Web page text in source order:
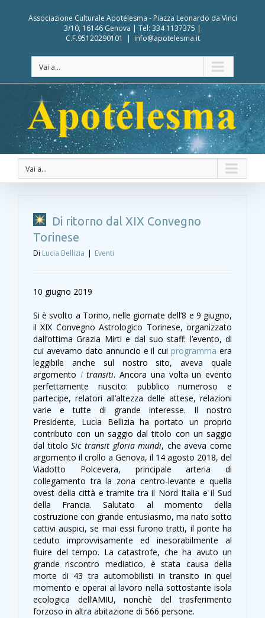
Associazione Culturale Apotélesma - Piazza Leonardo da Vinci
3/10, 16146 Genova | Tel: 334 1137375 |
C.F.95120290101
| info@apotelesma.it
Vai a...
Vai a...
Di ritorno dal XIX Convegno
Torinese
Di Lucia Bellizia | Eventi
10 giugno 2019
Si è svolto a Torino, nelle giornate dell’8 e 9 giugno,
il XIX Convegno Astrologico Torinese, organizzato
dall’ottima Grazia Mirti e dal suo staff: l’evento, di
cui avevamo dato annuncio e il cuiprogramma era
leggibile anche sul nostro sito, aveva quale
argomento Itransiti. Ancora una volta un evento
perfettamente riuscito: pubblico numeroso e
partecipe, relatori all’altezza delle attese, relazioni
varie e tutte di grande interesse. Il nostro
Presidente, Lucia Bellizia ha portato un proprio
contributo con un saggio dal titolo con un saggio
dal titoloSic transit gloria mundi, che aveva come
argomento il crollo a Genova, il 14 agosto 2018, del
Viadotto Polcevera, principale arteria di
collegamento tra la zona centro-levante e quella
ovest della città e tramite tra il Nord Italia e il Sud
della Francia. Salutato al momento della
costruzione con grande entusiasmo, ma nato sotto
cattivi auspici, se mai essi furono tratti, il ponte ha
ceduto improvvisamente ed inesorabilmente al
fluire del tempo. La catastrofe, che ha avuto un
grande riscontro mediatico, è stata causa della
morte di 43 tra automobilisti in transito in quel
momento e operai al lavoro nella sottostante isola
ecologica dell’AMIU, nonchè del trasferimento
forzoso in altra abitazione di 566 persone.